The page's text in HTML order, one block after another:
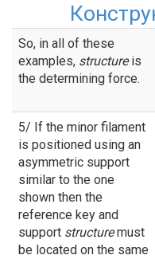
So, in all of these
examples, structureis
the determining force.
5/ If the minor filament
is positioned using an
asymmetric support
similar to the one
shown then the
reference key and
support structuremust
be located on the same